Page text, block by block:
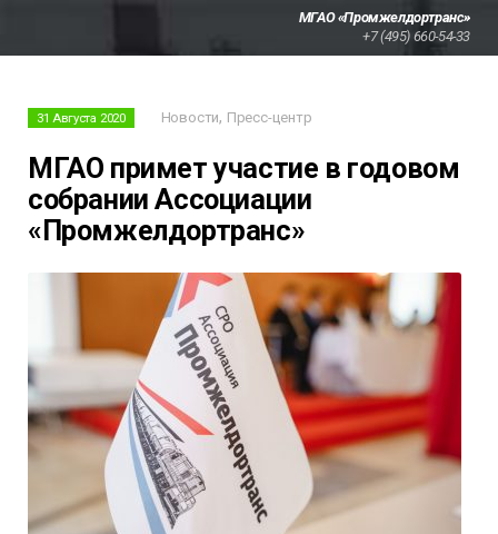
МГАО «Промжелдортранс»
+7 (495) 660-54-33
31 Августа 2020 Новости, Пресс-центр
МГАО примет участие в годовом
собрании Ассоциации
«Промжелдортранс»